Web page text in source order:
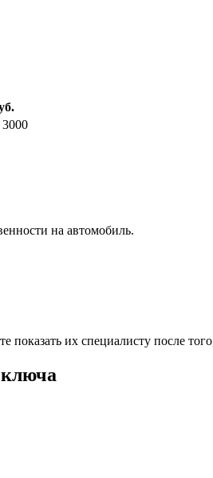
3000
на автомобиль.
их специалисту после